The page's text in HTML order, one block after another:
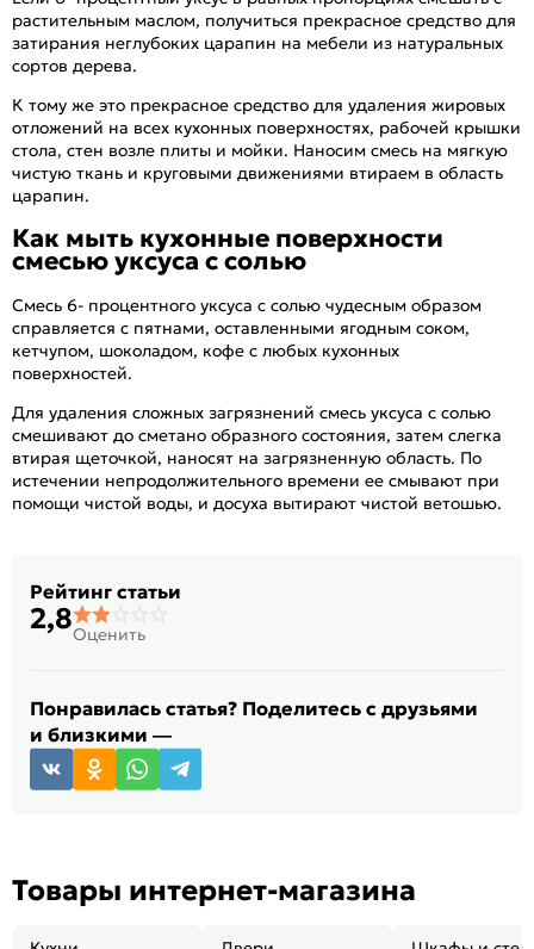
растительным маслом, получиться прекрасное средство для
затирания неглубоких царапин на мебели из натуральных
сортов дерева.
К тому же это прекрасное средство для удаления жировых
отложений на всех кухонных поверхностях, рабочей крышки
стола, стен возле плиты и мойки. Наносим смесь на мягкую
чистую ткань и круговыми движениями втираем в область
царапин.
Как мыть кухонные поверхности
смесью уксуса с солью
Смесь 6- процентного уксуса с солью чудесным образом
справляется с пятнами, оставленными ягодным соком,
кетчупом, шоколадом, кофе с любых кухонных
поверхностей.
Для удаления сложных загрязнений смесь уксуса с солью
смешивают до сметано образного состояния, затем слегка
втирая щеточкой, наносят на загрязненную область. По
истечении непродолжительного времени ее смывают при
помощи чистой воды, и досуха вытирают чистой ветошью.
Рейтинг статьи
2,8Оценить
Понравилась статья? Поделитесь с друзьями
и близкими —
Товары интернет-магазина